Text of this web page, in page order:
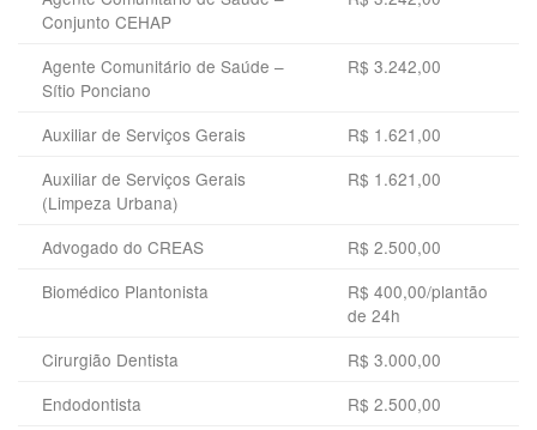
Conjunto CEHAP
Agente Comunitário de Saúde –
Sítio Ponciano
R$ 3.242,00
Auxiliar de Serviços Gerais
R$ 1.621,00
Auxiliar de Serviços Gerais
(Limpeza Urbana)
R$ 1.621,00
Advogado do CREAS
R$ 2.500,00
Biomédico Plantonista
R$ 400,00/plantão
de 24h
Cirurgião Dentista
R$ 3.000,00
Endodontista
R$ 2.500,00